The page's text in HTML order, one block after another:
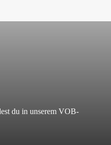
du in unserem VOB-